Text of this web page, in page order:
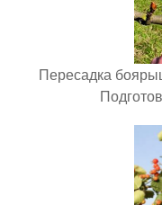
Пересадка